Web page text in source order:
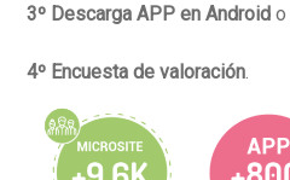
3º Descarga APP en Android o
4º Encuesta de valoración.